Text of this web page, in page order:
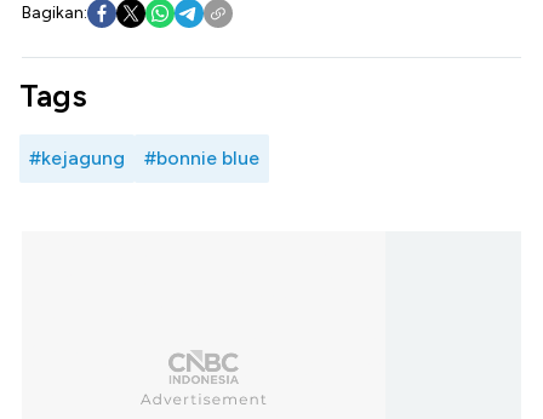
Bagikan:
Tags
#kejagung #bonnie blue